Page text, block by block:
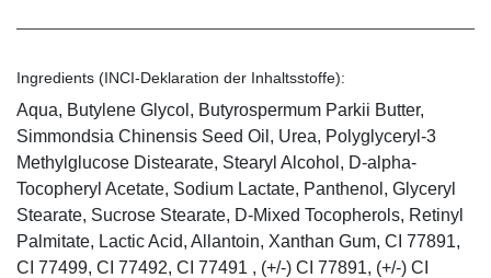
Ingredients (INCI-Deklaration der Inhaltsstoffe):
Aqua, Butylene Glycol, Butyrospermum Parkii Butter,
Simmondsia Chinensis Seed Oil, Urea, Polyglyceryl-3
Methylglucose Distearate, Stearyl Alcohol, D-alpha-
Tocopheryl Acetate, Sodium Lactate, Panthenol, Glyceryl
Stearate, Sucrose Stearate, D-Mixed Tocopherols, Retinyl
Palmitate, Lactic Acid, Allantoin, Xanthan Gum, CI 77891,
CI 77499, CI 77492, CI 77491 , (+/-) CI 77891, (+/-) CI